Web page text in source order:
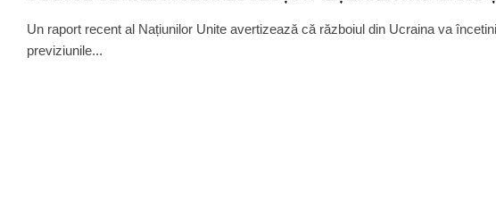
Un raport recent al Națiunilor Unite avertizează că războiul din Ucraina va
previziunile...